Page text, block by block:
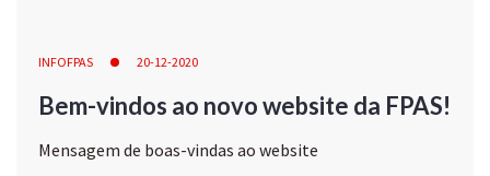
INFOFPAS 20-12-2020
Bem-vindos ao novo website da FPAS!
Mensagem de boas-vindas ao website